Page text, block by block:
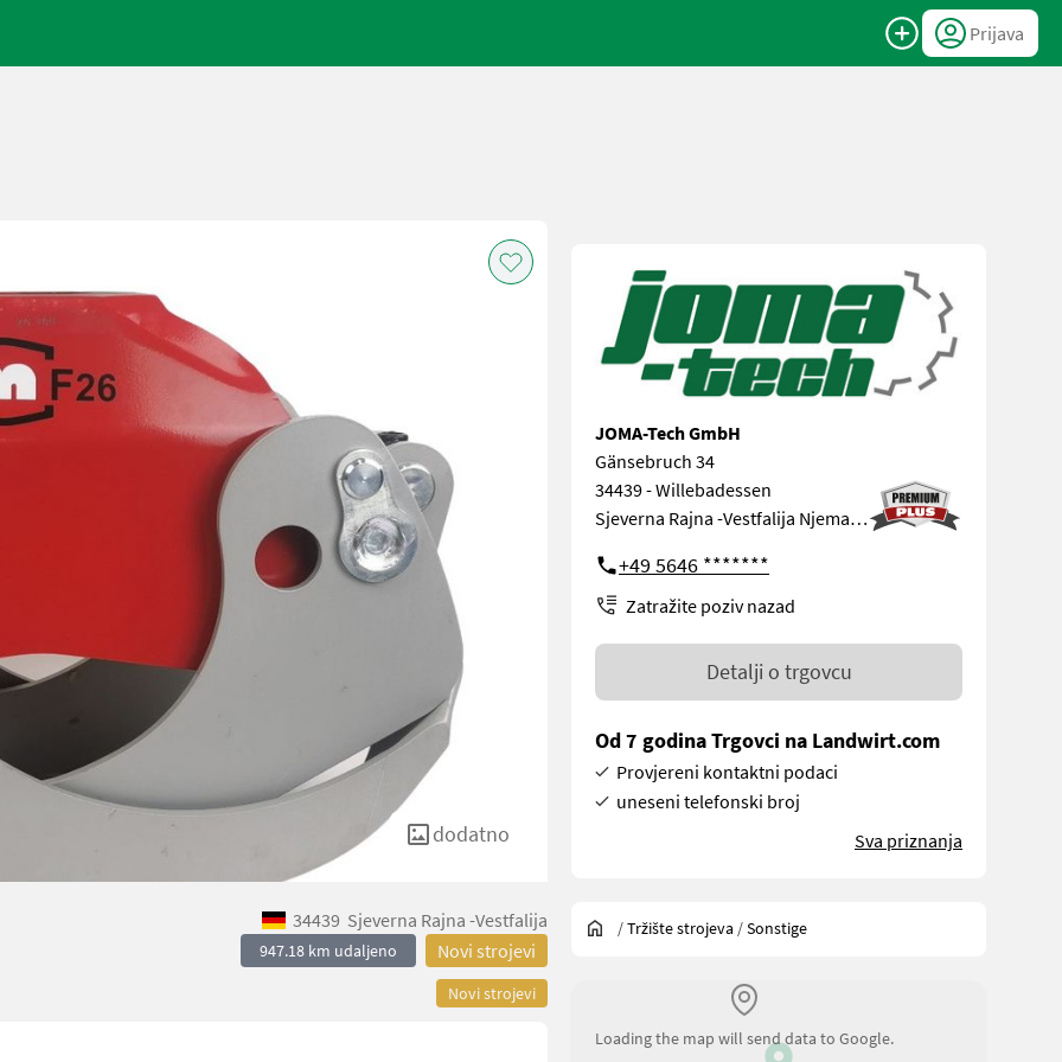
Prijava
dodatno
34439 Sjeverna Rajna -Vestfalija
947.18 km udaljeno Novi strojevi
Novi strojevi
JOMA-Tech GmbH
Gänsebruch 34
34439 - Willebadessen
Sjeverna Rajna -Vestfalija Njemačka
+49 5646 *******
Zatražite poziv nazad
Detalji o trgovcu
Od 7 godina Trgovci na Landwirt.com
Provjereni kontaktni podaci
uneseni telefonski broj
Sva priznanja
/Tržište strojeva /Sonstige
Loading the map will send data to Google.